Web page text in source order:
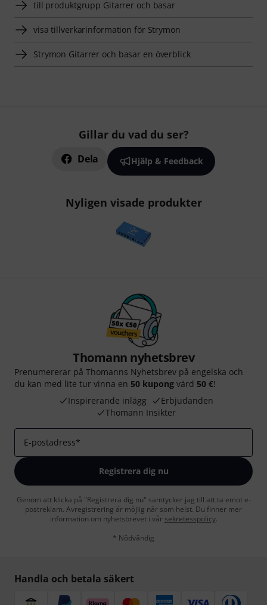
till produktgrupp Gitarrer och basar
visa tillverkarinformation för Strymon
Strymon Gitarrer och basar en överblick
Gillar du vad du ser?
Dela Hjälp & Feedback
Nyligen visade produkter
Thomann nyhetsbrev
Prenumererar på Thomanns Nyhetsbrev på engelska och
du kan med lite tur vinna en 50 kupong värd 50 €!
Inspirerande inlägg
Erbjudanden
Thomann Insikter
E-postadress*
Registrera dig nu
Genom att klicka på "Registrera dig nu" samtycker jag till att ta emot e-
postreklam. Avregistrering är möjlig när som helst. Du finner mer
information om nyhetsbrevet i vår sekretesspolicy.
* Nödvändig
Handla och betala säkert